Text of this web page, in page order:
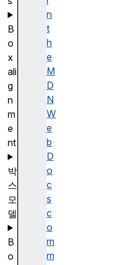
n
t
h
e
M
D
N
W
e
b
D
o
c
s
c
o
m
m
B
o
x
ali
g
n
m
e
nt
박
스
모
델
B
o